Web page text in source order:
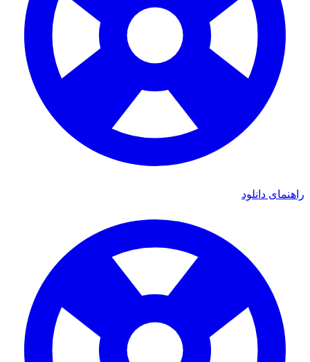
راهنمای دانلود